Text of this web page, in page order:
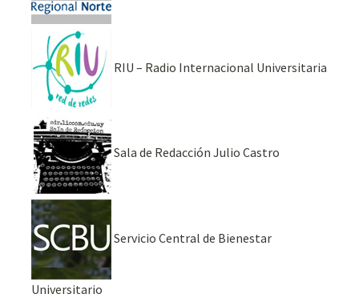
RIU – Radio Internacional Universitaria
Sala de Redacción Julio Castro
Servicio Central de Bienestar
Universitario